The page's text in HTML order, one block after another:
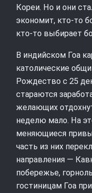
Кореи. Но и они
экономит, кто‑то
кто‑то выбирает
В индийском Гоа
католические
Рождество с 25
стараются
желающих
неделю мало. На
меняющиеся
часть из них
направления —
побережье,
гостиницам Гоа